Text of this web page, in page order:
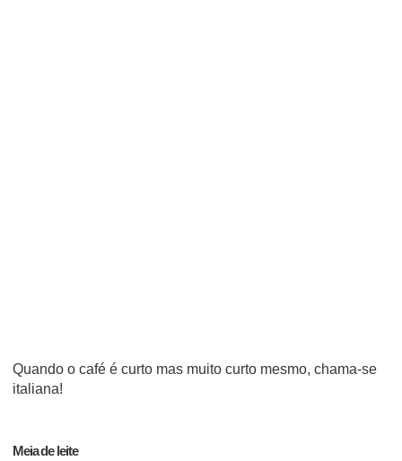
Quando o café é curto mas muito curto mesmo, chama-se
italiana!
Meia de leite